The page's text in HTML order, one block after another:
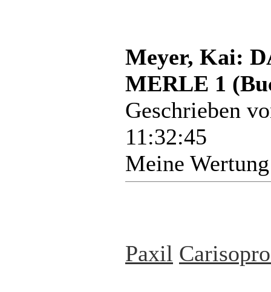
Meyer, Kai:
MERLE 1
Geschrieben
11:32:45
Meine
Paxil